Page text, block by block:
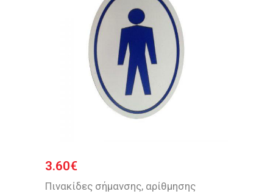
3.60€
Πινακίδες σήμανσης, αρίθμησης